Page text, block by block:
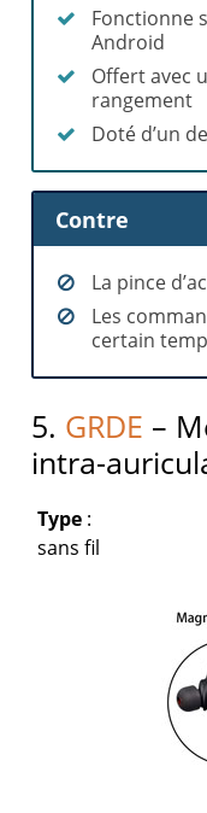
Fonctionne
Android
Offert avec
rangement
Doté d’un
Contre
La pince
Les
certain
5. GRDE –
intra-
Type :
sans fil